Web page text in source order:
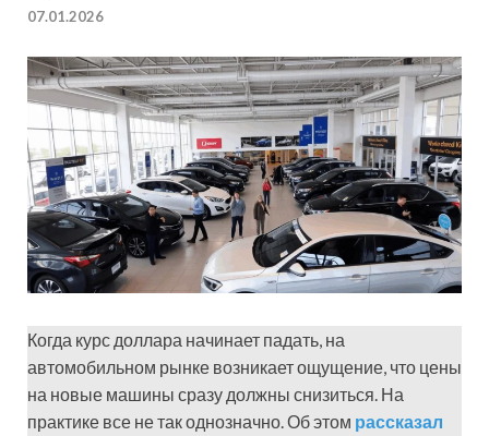
07.01.2026
Когда курс доллара начинает падать, на
автомобильном рынке возникает ощущение, что цены
на новые машины сразу должны снизиться. На
практике все не так однозначно. Об этом рассказал